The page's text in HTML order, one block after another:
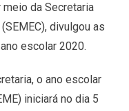
da Secretaria
divulgou as
escolar 2020.
o ano escolar
iniciará no dia 5